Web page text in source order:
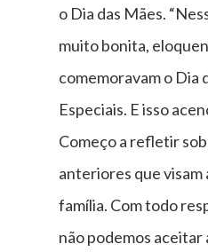
o Dia das Mães.
muito bonita,
comemoravam o Dia
Especiais. E isso
Começo a refletir
anteriores que visam
família. Com todo
não podemos aceitar